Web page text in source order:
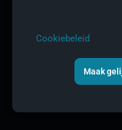
Cookiebeleid
Maak